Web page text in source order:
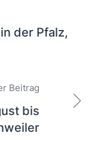
der Pfalz,
Beitrag
bis